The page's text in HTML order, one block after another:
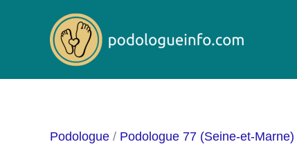
Podologue / Podologue 77 (Seine-et-Marne)